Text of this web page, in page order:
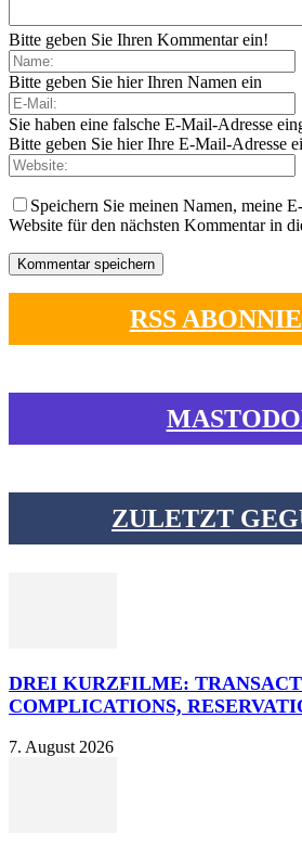
Bitte geben Sie Ihren Kommentar ein!
Bitte geben Sie hier Ihren Namen ein
Sie haben eine falsche E-Mail-Adresse
Bitte geben Sie hier Ihre E-Mail-Adresse
Speichern Sie meinen Namen, meine
Website für den nächsten Kommentar in
RSS
ZULETZT
DREI KURZFILME:
COMPLICATIONS,
7. August 2026